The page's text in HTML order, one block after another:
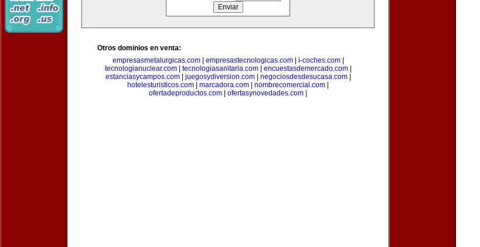
Otros dominios en venta:
empresasmetalurgicas.com| empresastecnologicas.com| i-coches.com|
tecnologianuclear.com| tecnologiasanitaria.com| encuestasdemercado.com|
estanciasycampos.com| juegosydiversion.com| negociosdesdesucasa.com|
hotelesturisticos.com
marcadora.com nombrecomercial.com
ofertadeproductos.com
ofertasynovedades.com